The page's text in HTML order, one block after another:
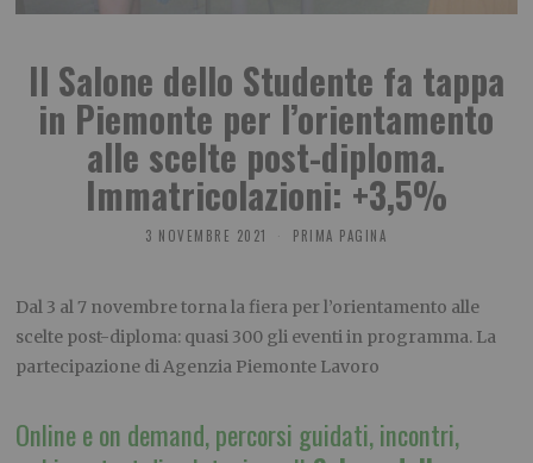
Il Salone dello Studente fa tappa
in Piemonte per l’orientamento
alle scelte post-diploma.
Immatricolazioni: +3,5%
3 NOVEMBRE 2021 PRIMA PAGINA
Dal 3 al 7 novembre torna la fiera per l’orientamento alle
scelte post-diploma: quasi 300 gli eventi in programma. La
partecipazione di Agenzia Piemonte Lavoro
Online e on demand, percorsi guidati, incontri,